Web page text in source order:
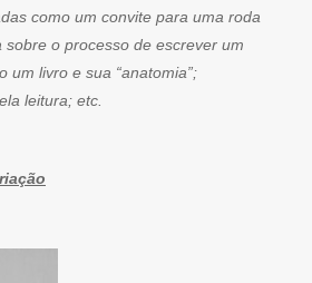
como um convite para uma roda
sobre o processo de escrever um
um livro e sua “anatomia”;
leitura; etc.